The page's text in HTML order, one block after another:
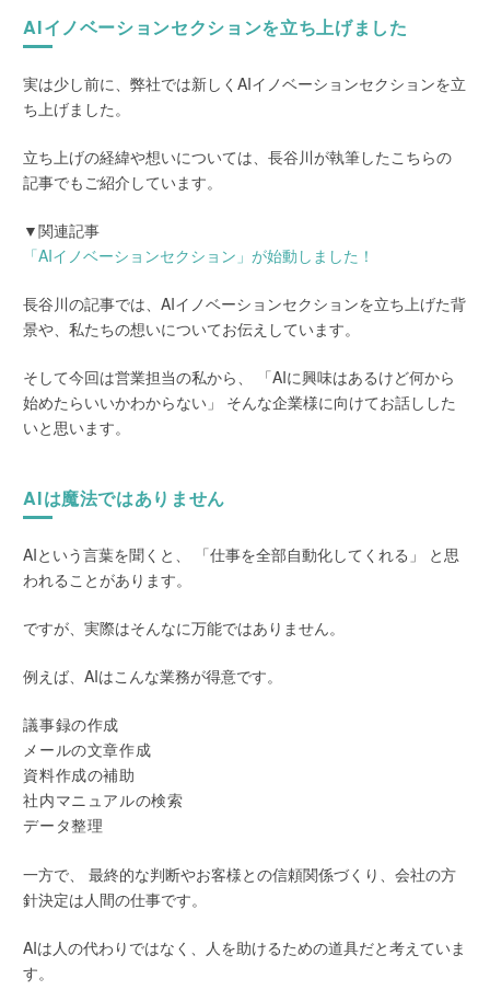
AIイノベーションセクションを立ち上げました
実は少し前に、弊社では新しくAIイノベーションセクションを立
ち上げました。
立ち上げの経緯や想いについては、長谷川が執筆したこちらの
記事でもご紹介しています。
▼関連記事
「AIイノベーションセクション」が始動しました！
長谷川の記事では、AIイノベーションセクションを立ち上げた背
景や、私たちの想いについてお伝えしています。
そして今回は営業担当の私から、 「AIに興味はあるけど何から
始めたらいいかわからない」 そんな企業様に向けてお話しした
いと思います。
AIは魔法ではありません
AIという言葉を聞くと、 「仕事を全部自動化してくれる」 と思
われることがあります。
ですが、実際はそんなに万能ではありません。
例えば、AIはこんな業務が得意です。
議事録の作成
メールの文章作成
資料作成の補助
社内マニュアルの検索
データ整理
一方で、 最終的な判断やお客様との信頼関係づくり、会社の方
針決定は人間の仕事です。
AIは人の代わりではなく、人を助けるための道具だと考えていま
す。